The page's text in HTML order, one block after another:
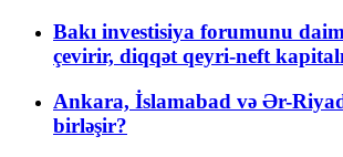
Bakı investisiya forumunu
çevirir, diqqət qeyri-neft
Ankara, İslamabad və Ər-
birləşir?